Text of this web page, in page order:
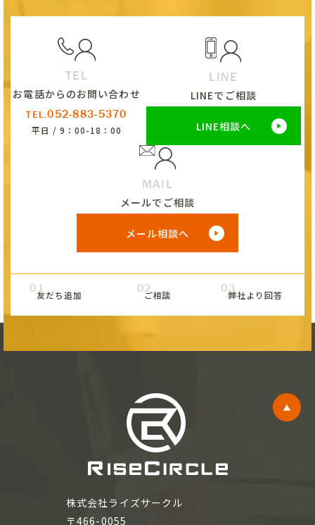
TEL
お電話からのお問い合わせ
TEL.052-883-5370
平日 / 9：00-18：00
LINE
LINEでご相談
LINE相談へ
MAIL
メールでご相談
メール相談へ
01友だち追加 02ご相談 03弊社より回答
株式会社ライズサークル
〒466-0055